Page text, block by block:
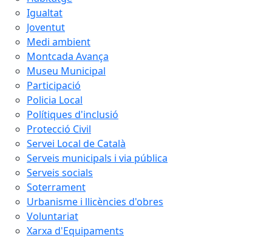
Igualtat
Joventut
Medi ambient
Montcada Avança
Museu Municipal
Participació
Policia Local
Polítiques d'inclusió
Protecció Civil
Servei Local de Català
Serveis municipals i via pública
Serveis socials
Soterrament
Urbanisme i llicències d'obres
Voluntariat
Xarxa d'Equipaments